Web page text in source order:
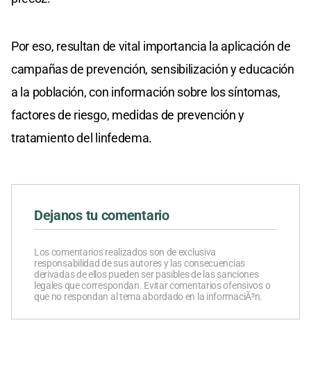
Por eso, resultan de vital importancia la aplicación de
campañas de prevención, sensibilización y educación
a la población, con información sobre los síntomas,
factores de riesgo, medidas de prevención y
tratamiento del linfedema.
Dejanos tu comentario
Los comentarios realizados son de exclusiva
responsabilidad de sus autores y las consecuencias
derivadas de ellos pueden ser pasibles de las sanciones
legales que correspondan. Evitar comentarios ofensivos o
que no respondan al tema abordado en la informaciÃ³n.